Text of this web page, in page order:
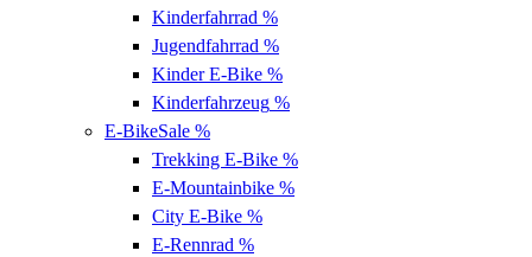
Kinderfahrrad %
Jugendfahrrad %
Kinder E-Bike %
Kinderfahrzeug %
E-BikeSale %
Trekking E-Bike %
E-Mountainbike %
City E-Bike %
E-Rennrad %